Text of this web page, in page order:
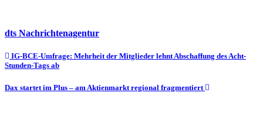
dts Nachrichtenagentur
Beitragsnavigation
IG-BCE-Umfrage: Mehrheit der Mitglieder lehnt Abschaffung des Acht-
Stunden-Tags ab
Dax startet im Plus – am Aktienmarkt regional fragmentiert